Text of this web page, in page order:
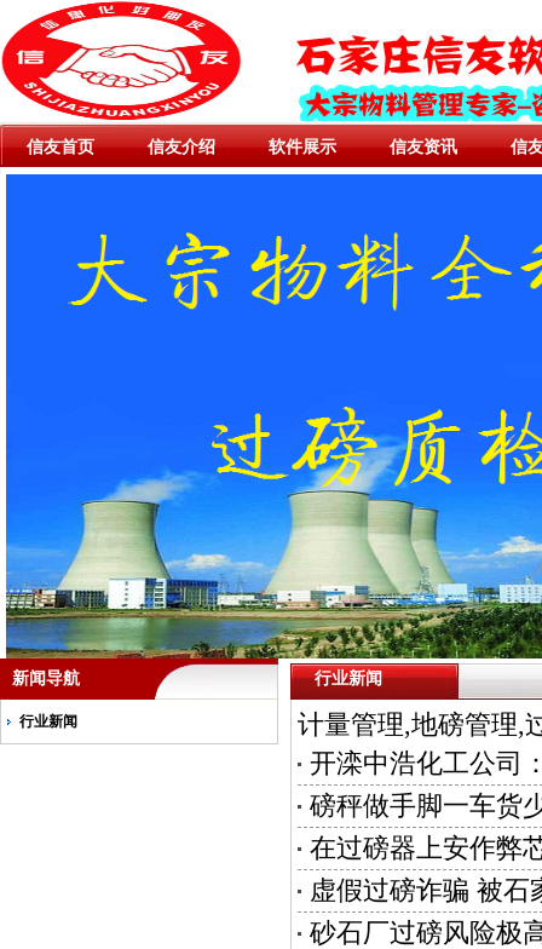
信友首页 信友介绍 软件展示 信友资讯 信
新闻导航
行业新闻
行业新闻
计量管理,地磅管理,
开滦中浩化工公司
磅秤做手脚一车货
在过磅器上安作弊
虚假过磅诈骗 被石
砂石厂过磅风险极